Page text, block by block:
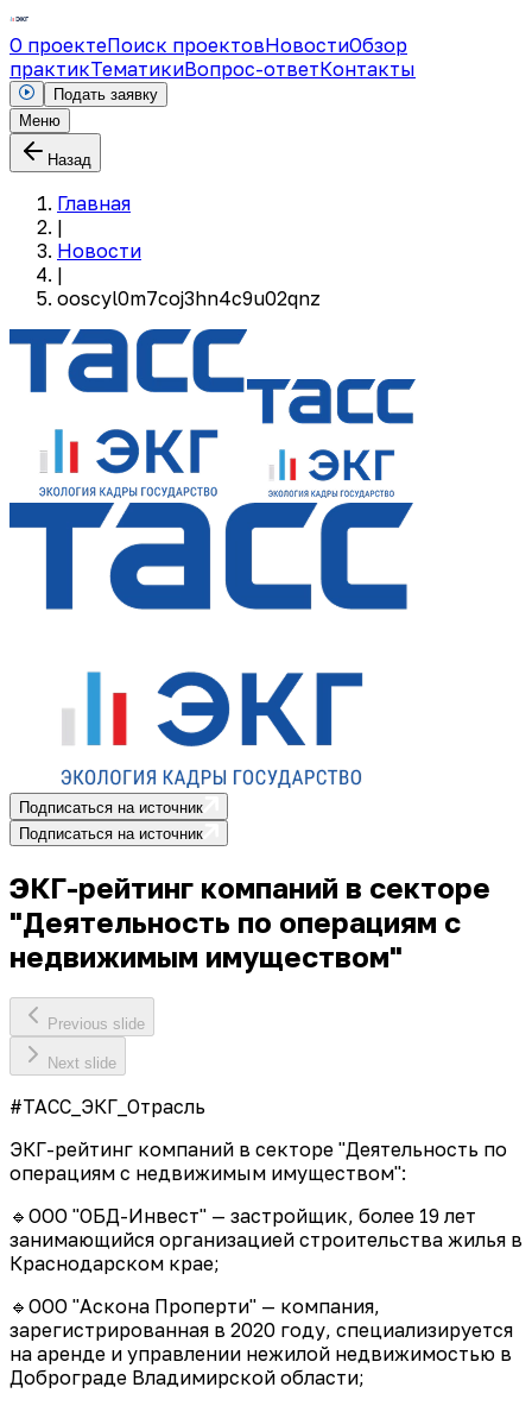
О проектеПоиск проектовНовостиОбзор
практикТематикиВопрос-ответКонтакты
Подать заявку
Меню
Назад
Главная
|
Новости
|
ooscyl0m7coj3hn4c9u02qnz
Подписаться на источник
Подписаться на источник
ЭКГ-рейтинг компаний в секторе
"Деятельность по операциям с
недвижимым имуществом"
Previous slide
Next slide
#ТАСС_ЭКГ_Отрасль
ЭКГ-рейтинг компаний в секторе "Деятельность по
операциям с недвижимым имуществом":
🔹ООО "ОБД-Инвест" — застройщик, более 19 лет
занимающийся организацией строительства жилья в
Краснодарском крае;
🔹ООО "Аскона Проперти" — компания,
зарегистрированная в 2020 году, специализируется
на аренде и управлении нежилой недвижимостью в
Доброграде Владимирской области;